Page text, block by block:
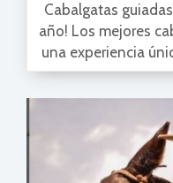
Cabalgatas
año! Los mejores
una experiencia